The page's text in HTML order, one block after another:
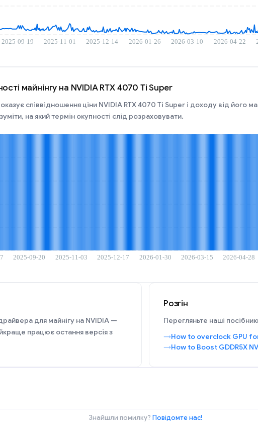
майнінгу на NVIDIA RTX 4070 Ti Super
співвідношення ціни NVIDIA RTX 4070 Ti Super і доходу від його
на який термін окупності слід розраховувати.
для майнігу на NVIDIA —
працює остання версія з
Розгін
Перегляньте наші
How to overclock GPU
How to Boost GDDR5X
Знайшли помилку? Повідомте нас!